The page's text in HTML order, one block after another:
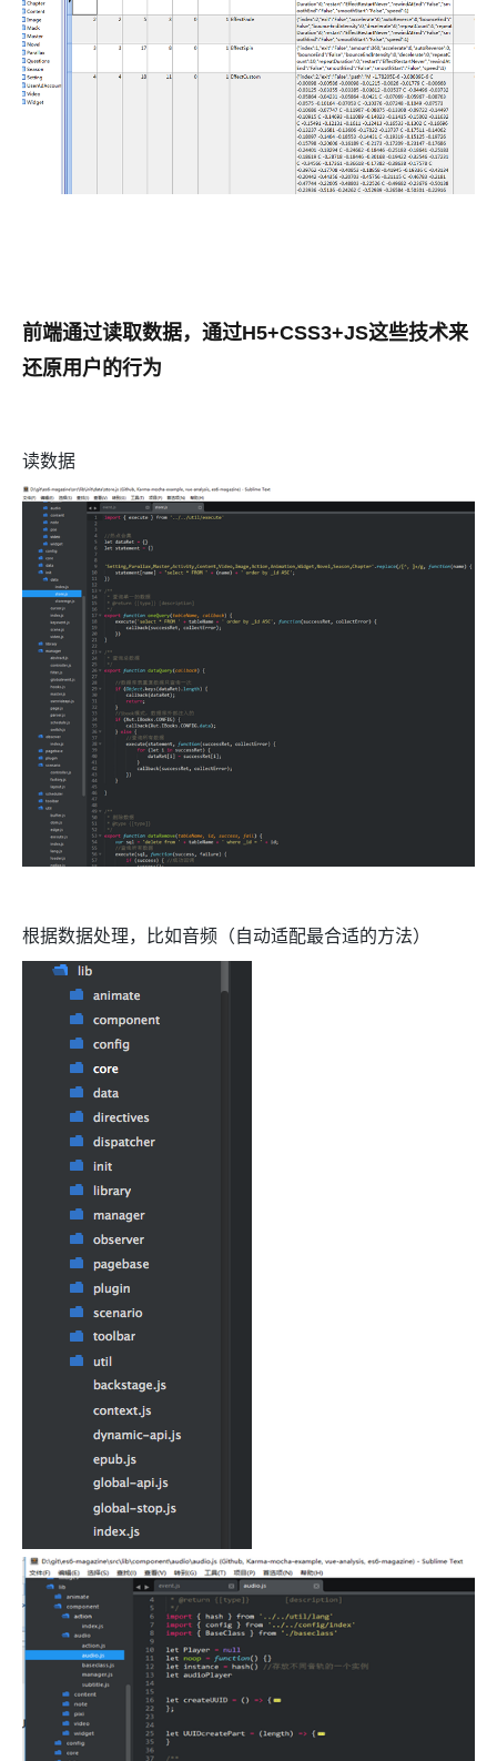
前端通过读取数据，通过H5+CSS3+JS这些技术来
还原用户的行为
读数据
根据数据处理，比如音频（自动适配最合适的方法）